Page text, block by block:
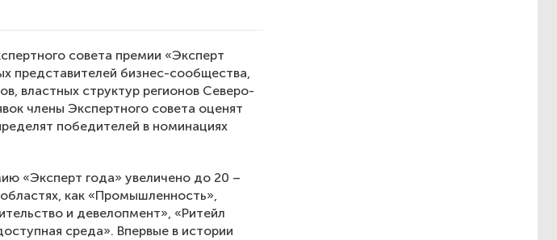
совета премии «Эксперт
представителей бизнес-сообщества,
властных структур регионов Северо-
члены Экспертного совета оценят
победителей в номинациях
«Эксперт года» увеличено до 20 –
как «Промышленность»,
и девелопмент», «Ритейл
среда». Впервые в истории